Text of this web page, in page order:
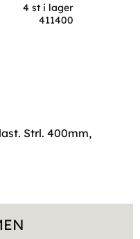
4 st i lager
411400
Strl. 400mm,